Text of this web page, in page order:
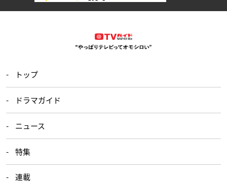
トップ
ドラマガイド
ニュース
特集
連載